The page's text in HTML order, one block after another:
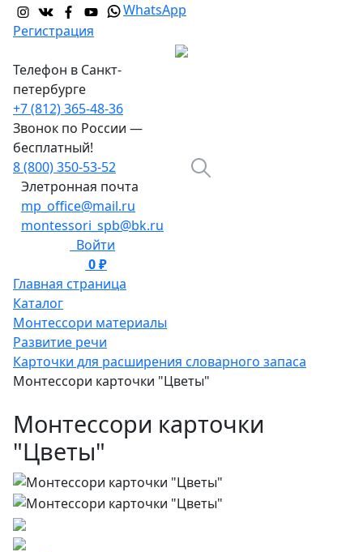
WhatsApp
Регистрация
Телефон в Санкт-
петербурге
+7 (812) 365-48-36
Звонок по России —
бесплатный!
8 (800) 350-53-52
Элетронная почта
mp_office@mail.ru
montessori_spb@bk.ru
Войти
0 ₽
Главная страница
Каталог
Монтессори материалы
Развитие речи
Карточки для расширения словарного запаса
Монтессори карточки "Цветы"
Монтессори карточки
"Цветы"